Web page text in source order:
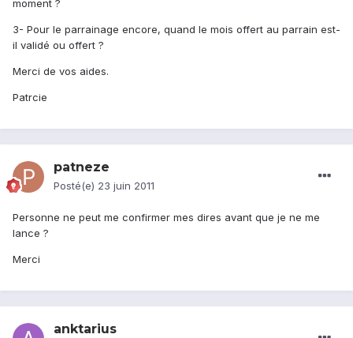
moment ?
3- Pour le parrainage encore, quand le mois offert au parrain est-
il validé ou offert ?
Merci de vos aides.
Patrcie
patneze
Posté(e) 23 juin 2011
Personne ne peut me confirmer mes dires avant que je ne me
lance ?
Merci
anktarius